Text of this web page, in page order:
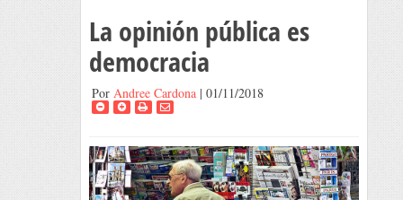
La opinión pública es
democracia
Por Andree Cardona| 01/11/2018